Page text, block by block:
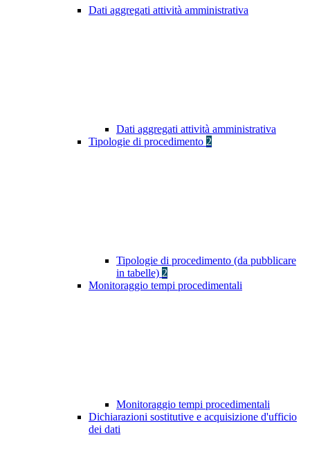
Dati aggregati attività amministrativa
Dati aggregati attività amministrativa
Tipologie di procedimento 2
Tipologie di procedimento (da pubblicare
in tabelle) 2
Monitoraggio tempi procedimentali
Monitoraggio tempi procedimentali
Dichiarazioni sostitutive e acquisizione d'ufficio
dei dati